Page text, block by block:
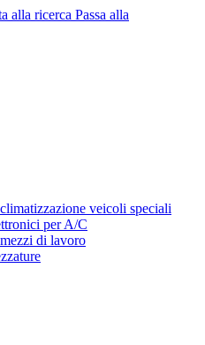
alla ricerca Passa alla
veicoli speciali
per A/C
di lavoro